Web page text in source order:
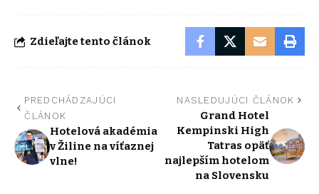
Zdieľajte tento článok
PREDCHÁDZAJÚCI
ČLÁNOK
Hotelová akadémia
v Žiline na víťaznej
vlne!
NASLEDUJÚCI ČLÁNOK
Grand Hotel
Kempinski High
Tatras opäť
najlepším hotelom
na Slovensku